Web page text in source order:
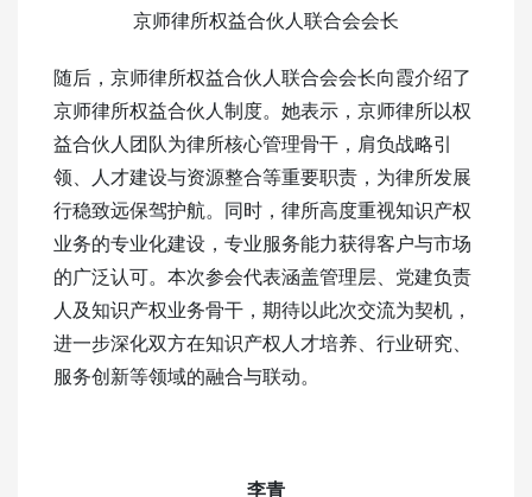
京师律所权益合伙人联合会会长
随后，京师律所权益合伙人联合会会长向霞介绍了
京师律所权益合伙人制度。她表示，京师律所以权
益合伙人团队为律所核心管理骨干，肩负战略引
领、人才建设与资源整合等重要职责，为律所发展
行稳致远保驾护航。同时，律所高度重视知识产权
业务的专业化建设，专业服务能力获得客户与市场
的广泛认可。本次参会代表涵盖管理层、党建负责
人及知识产权业务骨干，期待以此次交流为契机，
进一步深化双方在知识产权人才培养、行业研究、
服务创新等领域的融合与联动。
李青